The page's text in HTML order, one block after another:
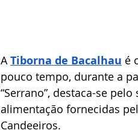
A Tiborna de Bacalhau é
pouco tempo, durante a
“Serrano”, destaca-se
alimentação fornecidas
Candeeiros.